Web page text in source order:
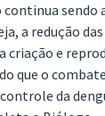
sendo
a redução das
criação e
que o
da